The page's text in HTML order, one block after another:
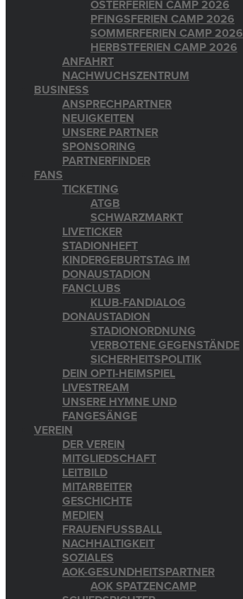
OSTERFERIEN CAMP 2026
PFINGSFERIEN CAMP 2026
SOMMERFERIEN CAMP 2026
HERBSTFERIEN CAMP 2026
ANFAHRT
NACHWUCHSZENTRUM
BUSINESS
ANSPRECHPARTNER
NEUIGKEITEN
UNSERE PARTNER
SPONSORING
PARTNERFINDER
FANS
TICKETING
ATGB
SCHWARZMARKT
LIVETICKER
STADIONHEFT
KINDERGEBURTSTAG IM
DONAUSTADION
FANCLUBS
KLUB-FANDIALOG
DONAUSTADION
STADIONORDNUNG
VERBOTENE GEGENSTÄNDE
SICHERHEITSPOLITIK
DEIN OPTI-HEIMSPIEL
LIVESTREAM
UNSERE HYMNE UND
FANGESÄNGE
VEREIN
DER VEREIN
MITGLIEDSCHAFT
LEITBILD
MITARBEITER
GESCHICHTE
MEDIEN
FRAUENFUSSBALL
NACHHALTIGKEIT
SOZIALES
AOK-GESUNDHEITSPARTNER
AOK SPATZENCAMP